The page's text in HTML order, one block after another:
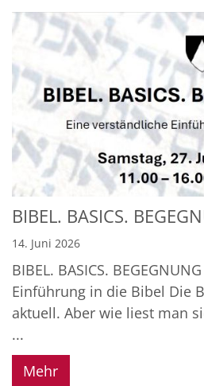
BIBEL. BASICS.
14. Juni 2026
BIBEL. BASICS.
Einführung in die Bibel Die
aktuell. Aber wie liest man
...
Mehr